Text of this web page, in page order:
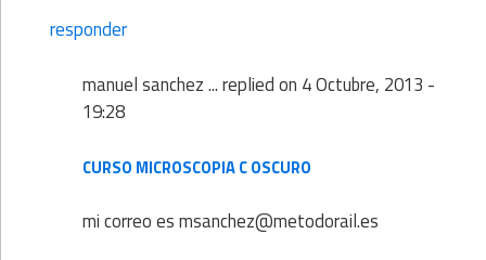
responder
manuel sanchez ...replied on 4 Octubre, 2013 -
19:28
CURSO MICROSCOPIA C OSCURO
mi correo es msanchez@metodorail.es